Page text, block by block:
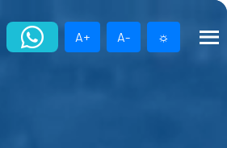
A+ A- ☼